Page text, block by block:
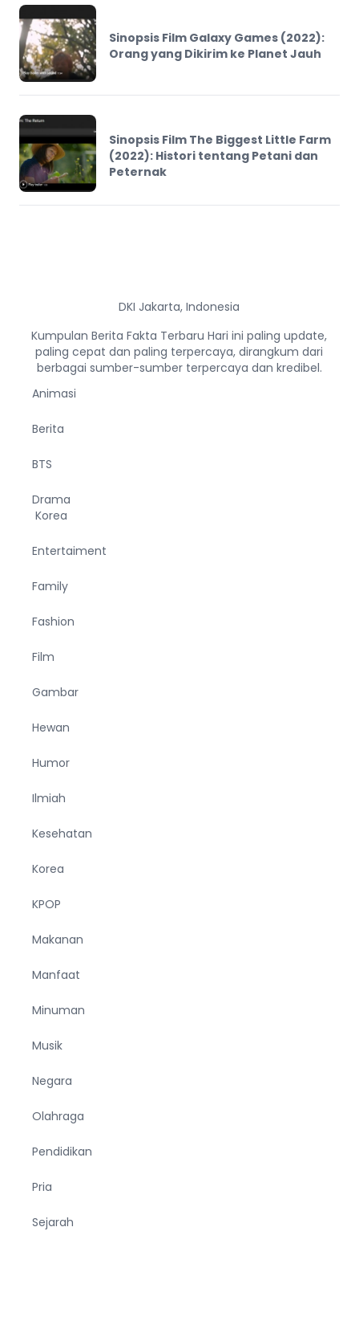
Sinopsis Film Galaxy Games (2022):
Orang yang Dikirim ke Planet Jauh
Sinopsis Film The Biggest Little Farm
(2022): Histori tentang Petani dan
Peternak
DKI Jakarta, Indonesia
Kumpulan Berita Fakta Terbaru Hari ini paling update,
paling cepat dan paling terpercaya, dirangkum dari
berbagai sumber-sumber terpercaya dan kredibel.
Animasi
Berita
BTS
Drama
Korea
Entertaiment
Family
Fashion
Film
Gambar
Hewan
Humor
Ilmiah
Kesehatan
Korea
KPOP
Makanan
Manfaat
Minuman
Musik
Negara
Olahraga
Pendidikan
Pria
Sejarah